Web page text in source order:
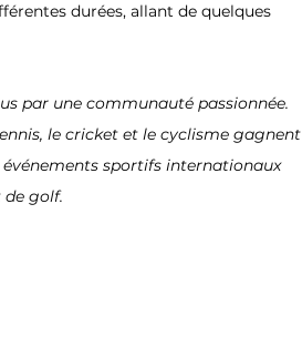
durées, allant de quelques
par une communauté passionnée.
le cricket et le cyclisme gagnent
sportifs internationaux
golf.